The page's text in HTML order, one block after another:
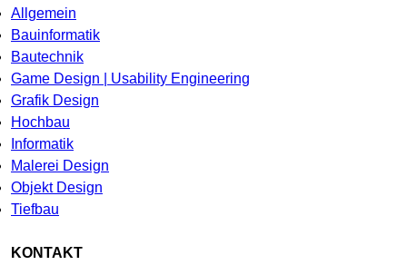
Allgemein
Bauinformatik
Bautechnik
Game Design | Usability Engineering
Grafik Design
Hochbau
Informatik
Malerei Design
Objekt Design
Tiefbau
KONTAKT